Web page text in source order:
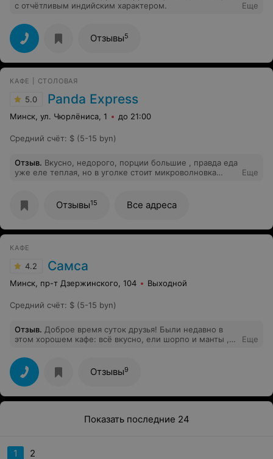
Тесто сухое (с вишней -вообще атас, начинки
готовят сильно заранее к праздникам. К сожалению,
разочарована в этот раз, хотя раньше вопросов не
было, были довольны
с отчётливым индийским характером.
Еще
Отзывы5
КАФЕ | CТОЛОВАЯ
5.0 Panda Express
Минск, ул. Чюрлёниса, 1 до 21:00
Средний счёт: $ (5-15 byn)
Отзыв. Вкусно, недорого, порции большие , правда еда
уже еле теплая, но в уголке стоит микроволновка
Еще
Отзывы15 Все адреса
КАФЕ
4.2 Самса
Минск, пр-т Дзержинского, 104 Выходной
Средний счёт: $ (5-15 byn)
Отзыв. Доброе время суток друзья! Были недавно в
этом хорошем кафе: всё вкусно, ели шорпо и манты ,
и вежливое обслуживание, влажные салфетки и т.д.
Вообщем очень - рекомендуем, останетесь
довольны... Желаем здоровья, успехов и в дальнейшем
и расширения сети.
Еще
Отзывы9
Показать последние 24
1 2